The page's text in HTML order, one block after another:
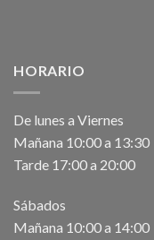
HORARIO
De lunes a Viernes
Mañana 10:00 a 13:30
Tarde 17:00 a 20:00
Sábados
Mañana 10:00 a 14:00